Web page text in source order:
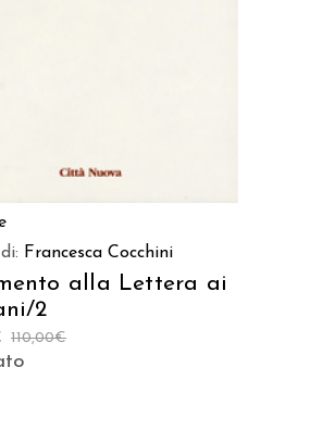
Francesca Cocchini
alla Lettera ai
2
110,00€